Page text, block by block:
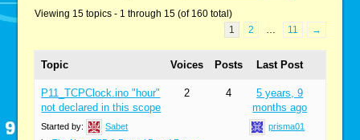
Viewing 15 topics - 1 through 15 (of 160 total)
1
2 11 →
Topic Voices Posts Last Post
P11_TCPClock.ino "hour"
not declared in this scope
Started by:
Sabet
2 4
5 years, 9
months ago
prisma01